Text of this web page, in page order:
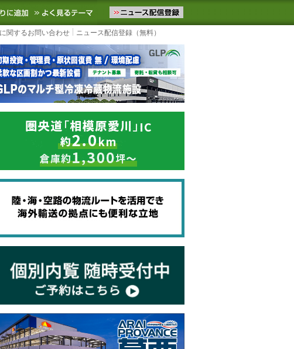
物流ニュースをお届けします。物流ニュースメール配信を登録す
お気に入りに追加 よく見るテーマ
関するお問い合わせ ニュース配信登録（無料）